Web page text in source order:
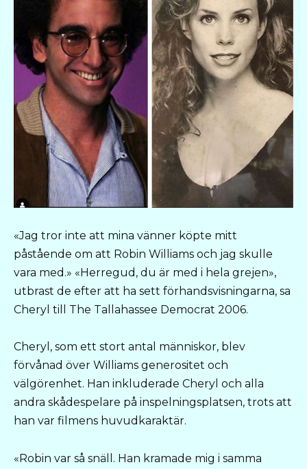
«Jag tror inte att mina vänner köpte mitt
påstående om att Robin Williams och jag skulle
vara med.» «Herregud, du är med i hela grejen»,
utbrast de efter att ha sett förhandsvisningarna, sa
Cheryl till The Tallahassee Democrat 2006.
Cheryl, som ett stort antal människor, blev
förvånad över Williams generositet och
välgörenhet. Han inkluderade Cheryl och alla
andra skådespelare på inspelningsplatsen, trots att
han var filmens huvudkaraktär.
«Robin var så snäll. Han kramade mig i samma